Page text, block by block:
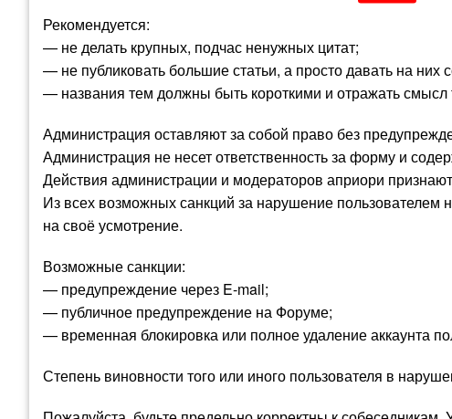
Рекомендуется:
— не делать крупных, подчас ненужных цитат;
— не публиковать большие статьи, а просто давать на них
— названия тем должны быть короткими и отражать смысл
Администрация оставляют за собой право без
Администрация не несет ответственность за форму и
Действия администрации и модераторов априори
Из всех возможных санкций за нарушение
на своё усмотрение.
Возможные санкции:
— предупреждение через E-mail;
— публичное предупреждение на Форуме;
— временная блокировка или полное удаление аккаунта
Степень виновности того или иного пользователя в